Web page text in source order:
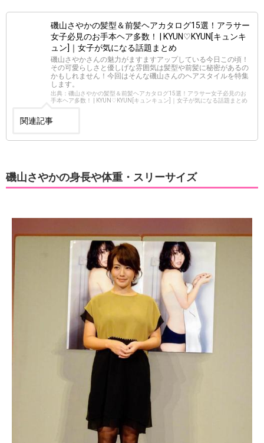
磯山さやかの髪型＆前髪ヘアカタログ15選！アラサー
女子必見のお手本ヘア多数！ | KYUN♡KYUN[キュンキ
ュン]｜女子が気になる話題まとめ
磯山さやかさんの魅力がますますアップしている今日この頃！
その可愛らしさと優しげな雰囲気は髪型や前髪に秘密があるの
かもしれません！今回はそんな磯山さんのヘアスタイルを特集
します。
出典：磯山さやかの髪型＆前髪ヘアカタログ15選！アラサー女子必見のお
手本ヘア多数！ | KYUN♡KYUN[キュンキュン]｜女子が気になる話題まとめ
関連記事
磯山さやかの身長や体重・スリーサイズ